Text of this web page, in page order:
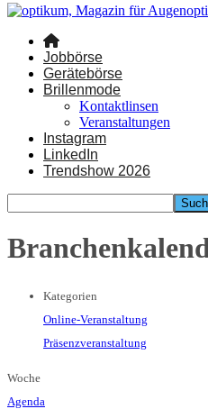
Jobbörse
Gerätebörse
Brillenmode
Kontaktlinsen
Veranstaltungen
Instagram
LinkedIn
Trendshow 2026
Kategorien
Online-Veranstaltung
Präsenzveranstaltung
Woche
Agenda